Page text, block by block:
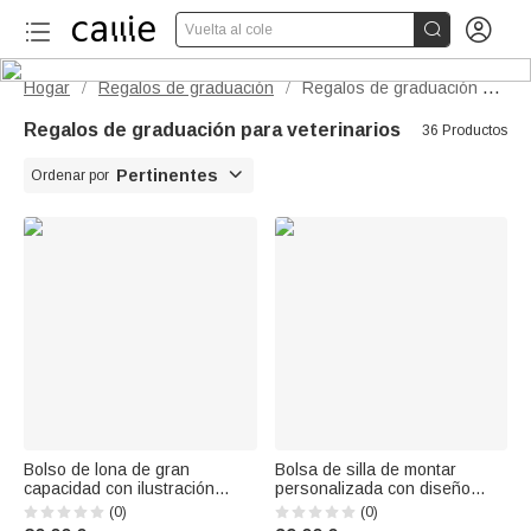
Vuelta al cole  
Hogar / Regalos de graduación / Regalos de graduación para veterinarios
Regalos de graduación para veterinarios 36 Productos
Ordenar por Pertinentes 
Bolso de lona de gran
capacidad con ilustración
personalizada de un gato y un
perro de dibujos animados y
(0)
Bolsa de silla de montar
personalizada con diseño
ecuestre y nombre, ideal para
el entrenamiento de caballos;
(0)